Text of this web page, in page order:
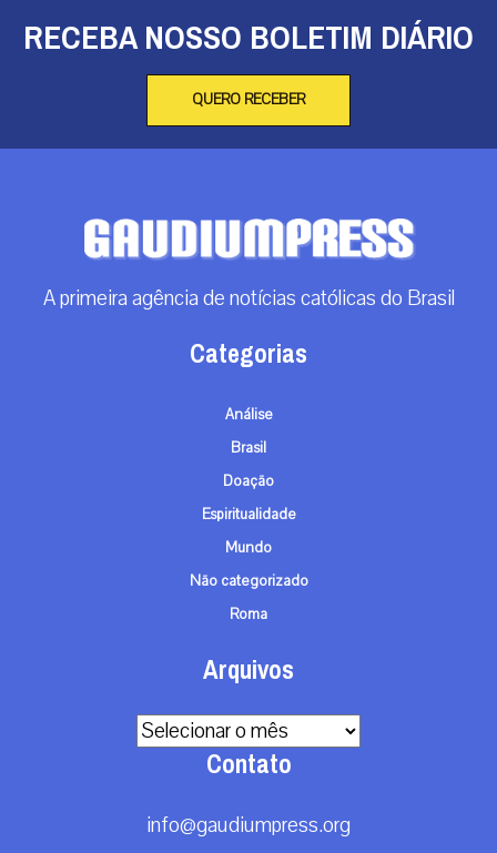
RECEBA NOSSO BOLETIM DIÁRIO
QUERO RECEBER
A primeira agência de notícias católicas do Brasil
Categorias
Análise
Brasil
Doação
Espiritualidade
Mundo
Não categorizado
Roma
Arquivos
Arquivos
Contato
info@gaudiumpress.org